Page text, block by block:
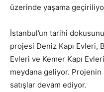
üzerinde yaşama
İstanbul’un tarihi
projesi Deniz Kapı Evleri,
Evleri ve Kemer Kapı
meydana geliyor.
satışlar devam ediyor.